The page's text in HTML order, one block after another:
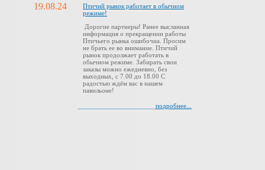
19.08.24
Птичий рынок работает в обычном
режиме!
Дорогие партнеры! Ранее высланная
информация о прекращении работы
Птичьего рынка ошибочна. Просим
не брать ее во внимание. Птичий
рынок продолжает работать в
обычном режиме. Забирать свои
заказы можно ежедневно, без
выходных, с 7.00 до 18.00 С
радостью ждём вас в нашем
павильоне!
подробнее...